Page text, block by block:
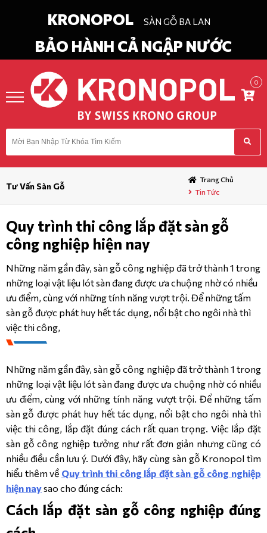
KRONOPOL SÀN GỖ BA LAN
BẢO HÀNH CẢ NGẬP NƯỚC
0
DANH
MỤC
DANH MỤC SẢN PHẨM
Aqua
Zero
Infinity
10mm/AC5
Kronopol
Aqua
Fiori
–
10mm/AC6
Kronopol
Aqua
Louvre
-
GIỚI THIỆU
CÔNG TRÌNH
LIÊN HỆ
SẢN PHẨM
Tư Vấn Sàn Gỗ
Trang Chủ
Tin Tức
Quy trình thi công lắp đặt sàn gỗ
công nghiệp hiện nay
Những năm gần đây, sàn gỗ công nghiệp đã trở thành 1 trong
những loại vật liệu lót sàn đang được ưa chuộng nhờ có nhiều
ưu điểm, cùng với những tính năng vượt trội. Để những tấm
sàn gỗ được phát huy hết tác dụng, nổi bật cho ngôi nhà thì
việc thi công,
Những năm gần đây, sàn gỗ công nghiệp đã trở thành 1 trong
những loại vật liệu lót sàn đang được ưa chuộng nhờ có nhiều
ưu điểm, cùng với những tính năng vượt trội. Để những tấm
sàn gỗ được phát huy hết tác dụng, nổi bật cho ngôi nhà thì
việc thi công, lắp đặt đúng cách rất quan trọng. Việc lắp đặt
sàn gỗ công nghiệp tưởng như rất đơn giản nhưng cũng có
nhiều điều cần lưu ý. Dưới đây, hãy cùng sàn gỗ Kronopol tìm
hiểu thêm về Quy trình thi công lắp đặt sàn gỗ công nghiệp
hiện naysao cho đúng cách:
Cách lắp đặt sàn gỗ công nghiệp đúng